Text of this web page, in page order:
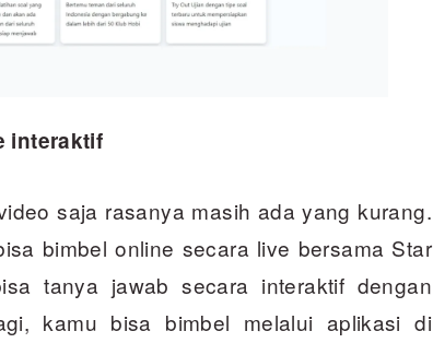
interaktif
saja rasanya masih ada yang kurang.
bimbel online secara live bersama Star
tanya jawab secara interaktif dengan
kamu bisa bimbel melalui aplikasi di